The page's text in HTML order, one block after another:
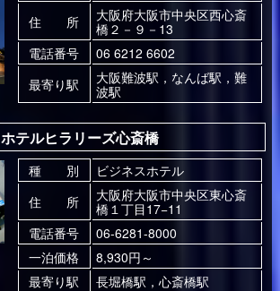
住 所
大阪府大阪市中央区西心斎
橋２－９－13
電話番号
06 6212 6602
最寄り駅
大阪難波駅，なんば駅，難
波駅
ホテルヒラリーズ心斎橋
種 別
ビジネスホテル
住 所
大阪府大阪市中央区東心斎
橋１丁目17−11
電話番号
06-6281-8000
一泊価格
8,930円～
最寄り駅
長堀橋駅，心斎橋駅